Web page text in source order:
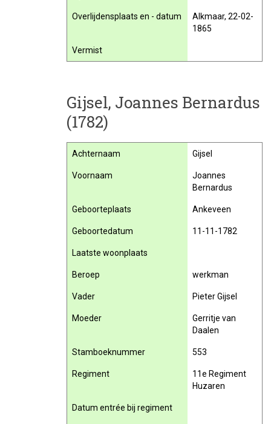
Overlijdensplaats en - datum
Alkmaar, 22-02-
1865
Vermist
Gijsel, Joannes Bernardus
(1782)
Achternaam Gijsel
Voornaam
Joannes
Bernardus
Geboorteplaats Ankeveen
Geboortedatum 11-11-1782
Laatste woonplaats
Beroep werkman
Vader Pieter Gijsel
Moeder
Gerritje van
Daalen
Stamboeknummer 553
Regiment
11e Regiment
Huzaren
Datum entrée bij regiment